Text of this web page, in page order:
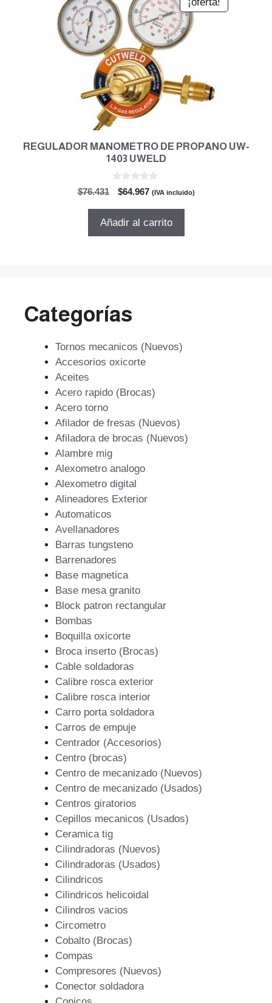
REGULADOR MANOMETRO DE PROPANO UW-
1403 UWELD
$76.431
El
original
$64.967El
actual
(IVA incluido)
Añadir al carrito
Categorías
Tornos mecanicos (Nuevos)
Accesorios oxicorte
Aceites
Acero rapido (Brocas)
Acero torno
Afilador de fresas (Nuevos)
Afiladora de brocas (Nuevos)
Alambre mig
Alexometro analogo
Alexometro digital
Alineadores Exterior
Automaticos
Avellanadores
Barras tungsteno
Barrenadores
Base magnetica
Base mesa granito
Block patron rectangular
Bombas
Boquilla oxicorte
Broca inserto (Brocas)
Cable soldadoras
Calibre rosca exterior
Calibre rosca interior
Carro porta soldadora
Carros de empuje
Centrador (Accesorios)
Centro (brocas)
Centro de mecanizado (Nuevos)
Centro de mecanizado (Usados)
Centros giratorios
Cepillos mecanicos (Usados)
Ceramica tig
Cilindradoras (Nuevos)
Cilindradoras (Usados)
Cilindricos
Cilindricos helicoidal
Cilindros vacios
Circometro
Cobalto (Brocas)
Compas
Compresores (Nuevos)
Conector soldadora